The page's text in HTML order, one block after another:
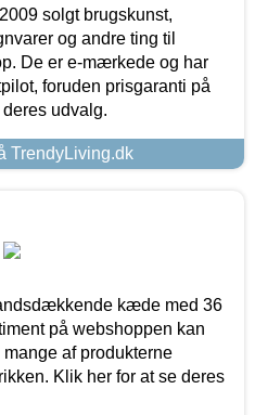
solgt brugskunst,
og andre ting til
De er e-mærkede og har
foruden prisgaranti på
udvalg.
TrendyLiving.dk
kæde med 36
på webshoppen kan
af produkterne
Klik her for at se deres